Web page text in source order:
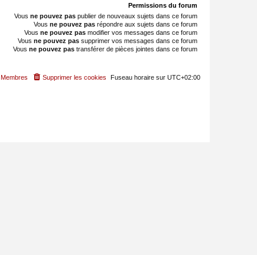
Permissions du forum
Vous ne pouvez pas publier de nouveaux sujets dans ce forum
Vous ne pouvez pas répondre aux sujets dans ce forum
Vous ne pouvez pas modifier vos messages dans ce forum
Vous ne pouvez pas supprimer vos messages dans ce forum
Vous ne pouvez pas transférer de pièces jointes dans ce forum
Fuseau horaire sur UTC+02:00
Supprimer les cookies
Membres